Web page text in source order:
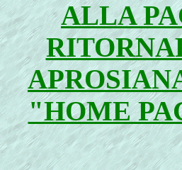
ALLA
"HOME